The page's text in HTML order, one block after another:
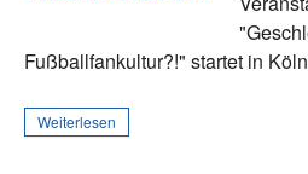
Fußballfankultur?!" startet in
Weiterlesen